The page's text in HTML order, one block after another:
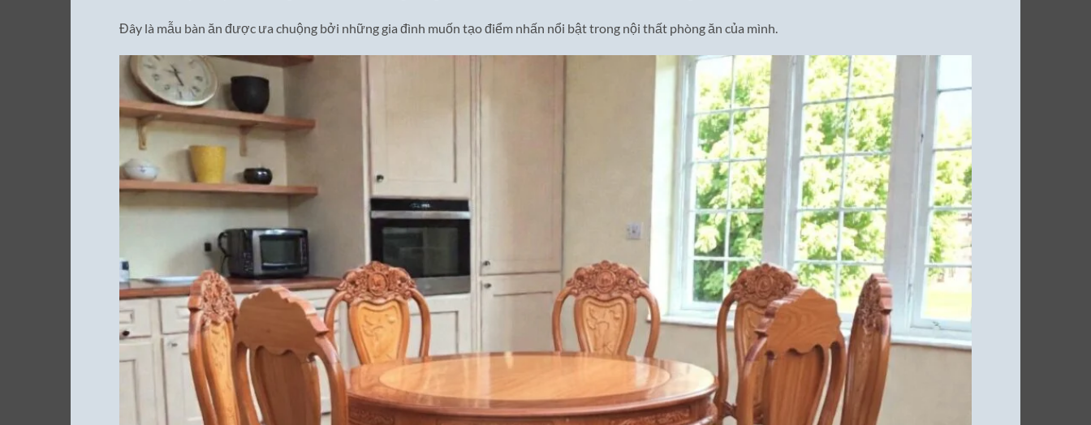
Đây là mẫu bàn ăn được ưa chuộng bởi những gia đình muốn tạo điểm nhấn nổi bật trong nội thất phòng ăn của mình.